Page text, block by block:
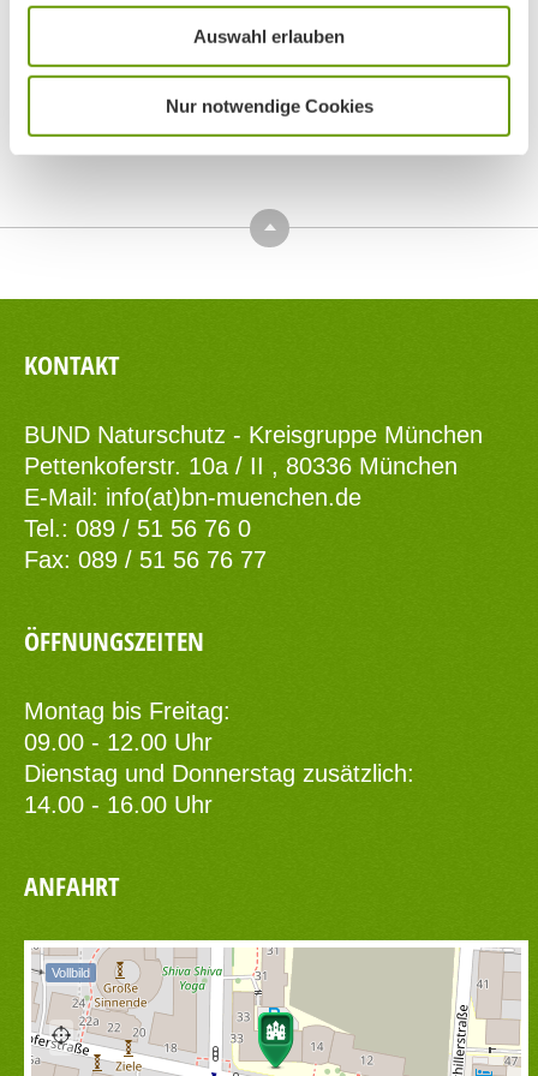
Auswahl erlauben
Nur notwendige Cookies
Top
KONTAKT
BUND Naturschutz - Kreisgruppe München
Pettenkoferstr. 10a / II , 80336 München
E-Mail: info(at)bn-muenchen.de
Tel.: 089 / 51 56 76 0
Fax: 089 / 51 56 76 77
ÖFFNUNGSZEITEN
Montag bis Freitag:
09.00 - 12.00 Uhr
Dienstag und Donnerstag zusätzlich:
14.00 - 16.00 Uhr
ANFAHRT
Vollbild